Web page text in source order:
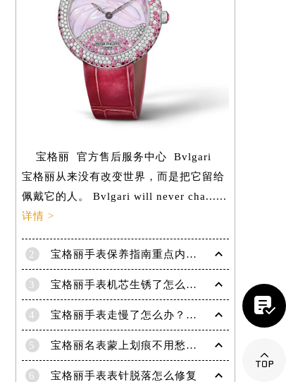
宝格丽 官方售后服务中心 Bvlgari
宝格丽从来没有改变世界，而是把它留给
佩戴它的人。 Bvlgari will never cha......
详情 >
2 宝格丽手表保养指南重点内容！
3 宝格丽手表机芯生锈了怎么办？（机芯生锈的解决方法）
4 宝格丽手表走慢了怎么办？专业技巧教你轻松修复，精准再现时间魅力
5 宝格丽名表蒙上划痕不用愁！专业技巧教你轻松修复，重焕奢华光彩
6 宝格丽手表表针脱落怎么修复

